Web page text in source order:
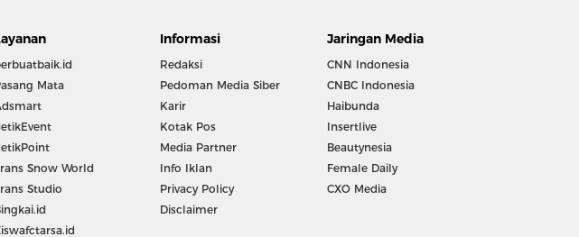
Mata
Snow World
Studio
Informasi
Redaksi
Pedoman Media Siber
Karir
Kotak Pos
Media Partner
Info Iklan
Privacy Policy
Disclaimer
Jaringan Media
CNN Indonesia
CNBC Indonesia
Haibunda
Insertlive
Beautynesia
Female Daily
CXO Media